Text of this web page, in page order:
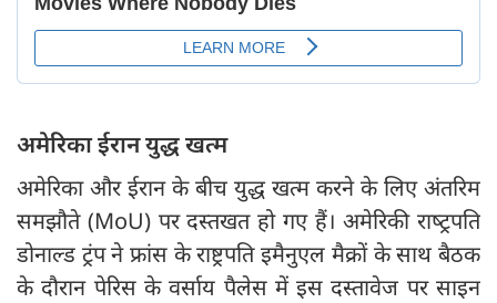
अमेरिका ईरान युद्ध खत्म
अमेरिका और ईरान के बीच युद्ध खत्म करने के लिए अंतरिम
समझौते (MoU) पर दस्तखत हो गए हैं। अमेरिकी राष्‍ट्रपति
डोनाल्ड ट्रंप ने फ्रांस के राष्ट्रपति इमैनुएल मैक्रों के साथ बैठक
के दौरान पेरिस के वर्साय पैलेस में इस दस्तावेज पर साइन